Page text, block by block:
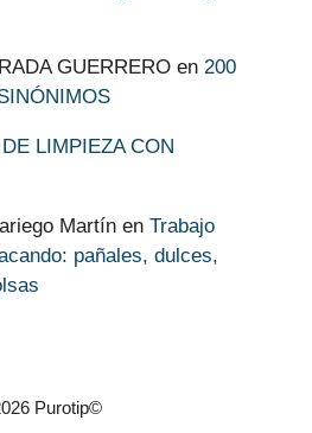
GUERRERO en 200
LIMPIEZA CON
Martín en Trabajo
pañales, dulces,
Purotip©